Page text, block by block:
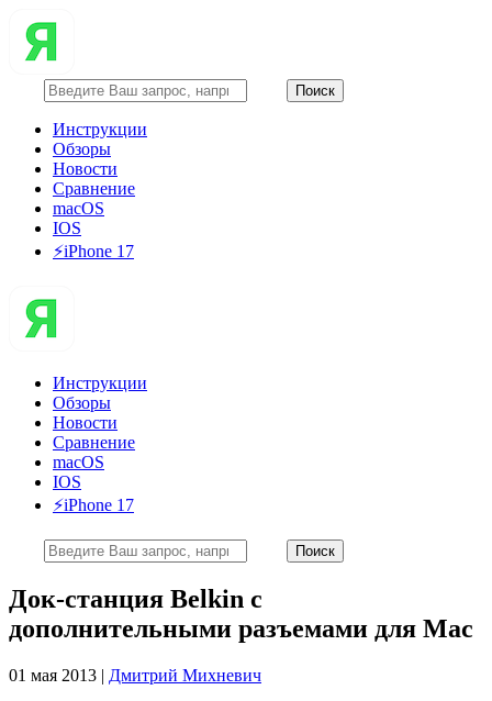
Инструкции
Обзоры
Новости
Сравнение
macOS
IOS
⚡️iPhone 17
Инструкции
Обзоры
Новости
Сравнение
macOS
IOS
⚡️iPhone 17
Док-станция Belkin с
дополнительными разъемами для Mac
01 мая 2013 | Дмитрий Михневич